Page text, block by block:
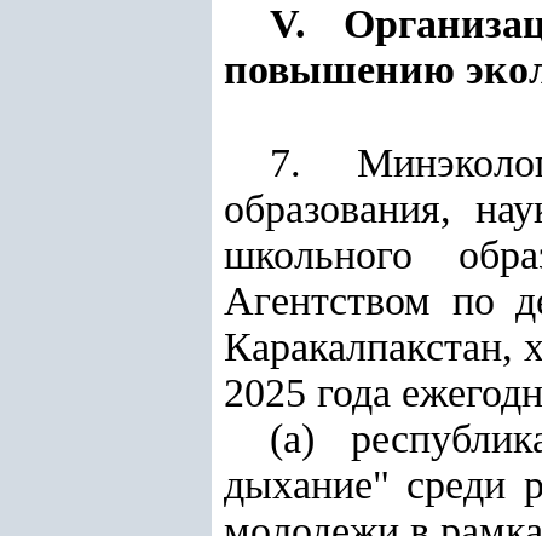
V.
повышению
7.
образования,
школьного
Агентством по
Каракалпакстан,
2025 года
(а)
дыхание" среди